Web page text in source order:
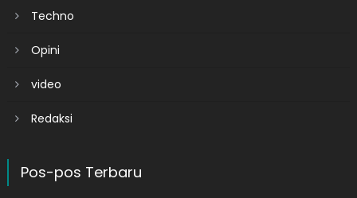
Techno
Opini
video
Redaksi
Pos-pos Terbaru